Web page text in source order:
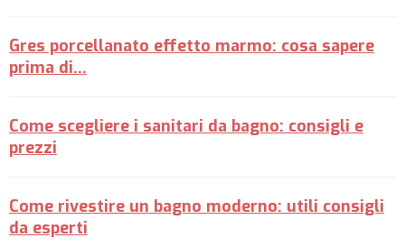
Gres porcellanato effetto marmo: cosa sapere
prima di...
Come scegliere i sanitari da bagno: consigli e
prezzi
Come rivestire un bagno moderno: utili consigli
da esperti